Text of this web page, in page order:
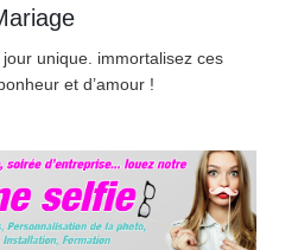
unique. immortalisez ces
et d’amour !